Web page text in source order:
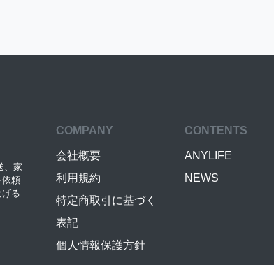
、家
依頼
る
COMPANY
会社概要
利用規約
特定商取引に基づく
表記
個人情報保護方針
CONTENTS
ANYLIFE
NEWS